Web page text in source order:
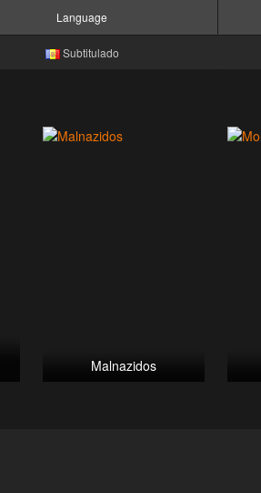
Language
Subtitulado
Malnazidos